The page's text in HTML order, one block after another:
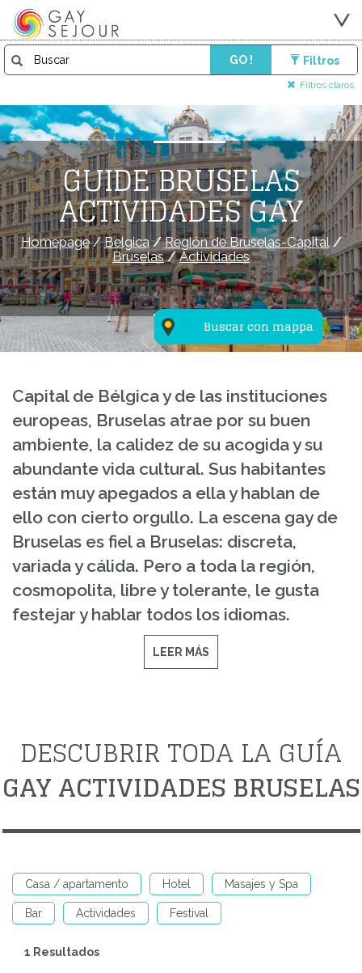
GO ! Filtros
Filtros claros
Buscar con mappa
GUIDE BRUSELAS
ACTIVIDADES GAY
Homepage/Belgica/Región de Bruselas-Capital/
Bruselas/Actividades
Capital de Bélgica y de las instituciones
europeas, Bruselas atrae por su buen
ambiente, la calidez de su acogida y su
abundante vida cultural. Sus habitantes
están muy apegados a ella y hablan de
ello con cierto orgullo. La escena gay de
Bruselas es fiel a Bruselas: discreta,
variada y cálida. Pero a toda la región,
cosmopolita, libre y tolerante, le gusta
festejar y hablar todos los idiomas.
LEER MÁS
DESCUBRIR TODA LA GUÍA
GAY ACTIVIDADES BRUSELAS
Casa / apartamento Hotel Masajes y Spa
Bar Actividades Festival
1 Resultados